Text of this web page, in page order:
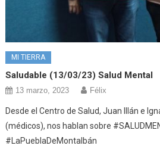
MI TIERRA
Saludable (13/03/23) Salud Mental
13 marzo, 2023 Félix
Desde el Centro de Salud, Juan Illán e
(médicos), nos hablan sobre
#LaPueblaDeMontalbán